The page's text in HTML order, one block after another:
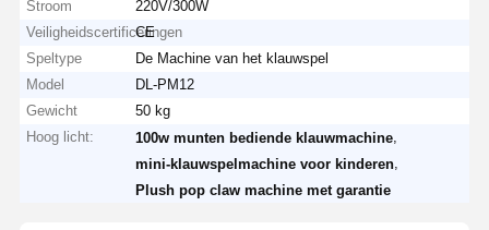
Stroom
220V/300W
Veiligheidscertificeringen
CE
Speltype
De Machine van het klauwspel
Model
DL-PM12
Gewicht
50 kg
Hoog licht:
100w munten bediende klauwmachine
mini-klauwspelmachine voor kinderen
Plush pop claw machine met garantie